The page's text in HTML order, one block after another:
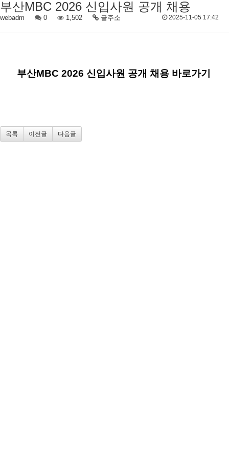
부산MBC 2026 신입사원 공개 채용
webadm 0 1,502 글주소 2025-11-05 17:42
부산MBC 2026 신입사원 공개 채용 바로가기
목록 이전글 다음글